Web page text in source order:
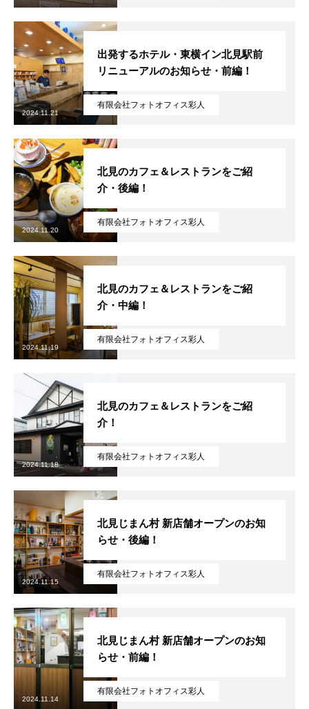
無料で登録したい企業様はこちら
メディア取材受付口はこちら
北海道最強のビジネス課題解決コミュニティ【北海道オ
ンラインアジト】
無料で登録したい企業様はこちら
有限会社フォトオフィス彩人
出発するホテル・東横イン北見駅前
リニューアルのお知らせ・前編！
2024.11.21
有限会社フォトオフィス彩人
北見のカフェ＆レストランをご紹
介・後編！
2024.11.20
有限会社フォトオフィス彩人
北見のカフェ＆レストランをご紹
介・中編！
2024.11.19
有限会社フォトオフィス彩人
北見のカフェ＆レストランをご紹
介！
2024.11.18
有限会社フォトオフィス彩人
北見じまん村 新店舗オープンのお知
らせ・後編！
2024.11.15
有限会社フォトオフィス彩人
北見じまん村 新店舗オープンのお知
らせ・前編！
2024.11.14